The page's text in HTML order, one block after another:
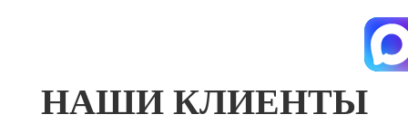
НАШИ КЛИЕНТЫ